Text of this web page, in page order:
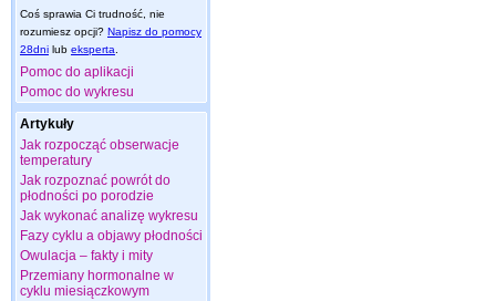
Coś sprawia Ci trudność, nie
rozumiesz opcji? Napisz do pomocy
28dni lub eksperta
Pomoc do aplikacji
Pomoc do wykresu
Artykuły
Jak rozpocząć obserwacje
temperatury
Jak rozpoznać powrót do
płodności po porodzie
Jak wykonać analizę wykresu
Fazy cyklu a objawy płodności
Owulacja – fakty i mity
Przemiany hormonalne w
cyklu miesiączkowym